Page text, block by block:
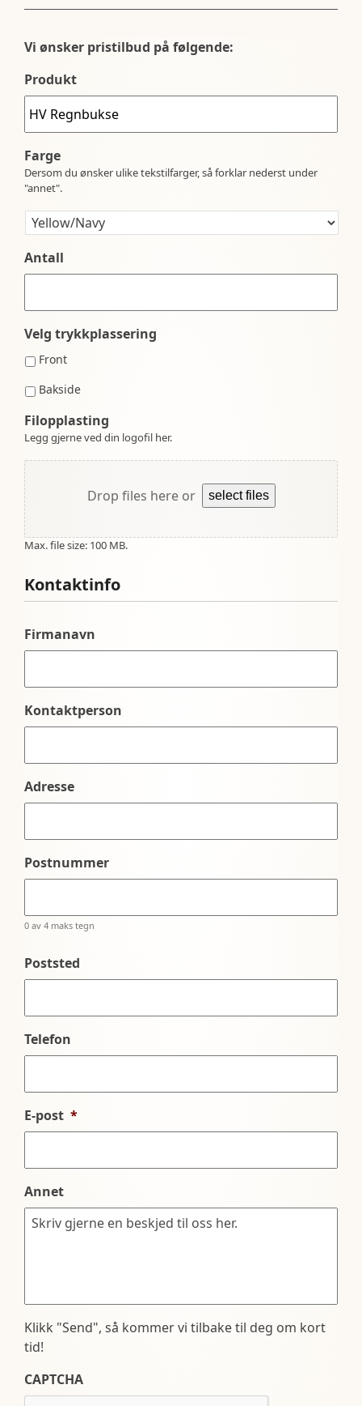
Vi ønsker pristilbud på følgende:
Produkt
Farge
Dersom du ønsker ulike tekstilfarger, så forklar nederst under
"annet".
Antall
Velg trykkplassering
Front
Bakside
Filopplasting
Legg gjerne ved din logofil her.
Drop files here or select files
Max. file size: 100 MB.
Kontaktinfo
Firmanavn
Kontaktperson
Adresse
Postnummer
0 av 4 maks tegn
Poststed
Telefon
E-post *
Annet
Klikk "Send", så kommer vi tilbake til deg om kort
tid!
CAPTCHA